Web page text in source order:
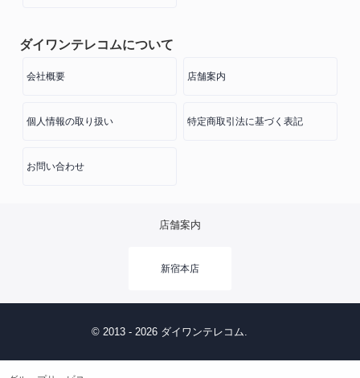
ダイワンテレコムについて
会社概要 店舗案内
個人情報の取り扱い 特定商取引法に基づく表記
お問い合わせ
店舗案内
新宿本店
© 2013 - 2026 ダイワンテレコム.